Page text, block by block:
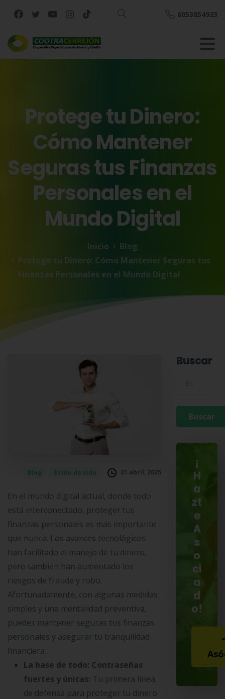
Buscar
6053854923
ProtegetuDinero:
CómoMantener
SegurastusFinanzas
Personalesenel
MundoDigital
Inicio
Blog
Protege tu Dinero: Cómo Mantener Seguras tus
Finanzas Personales en el Mundo Digital
Blog Estilo de vida 21 abril, 2025
En el mundo digital actual, donde todo
está interconectado, proteger tus
finanzas personales es más importante
que nunca. Los avances tecnológicos
han facilitado el manejo de tu dinero,
pero también han aumentado los
riesgos de fraude y robo.
Afortunadamente, con algunas medidas
simples y una mentalidad preventiva,
puedes mantener seguras tus finanzas
personales y asegurar tu tranquilidad
financiera.
La base de todo: Contraseñas
fuertes y únicas: Tu primera línea
de defensa para proteger tu dinero
Buscar
¡
H
a
zt
e
A
s
o
ci
a
d
o!